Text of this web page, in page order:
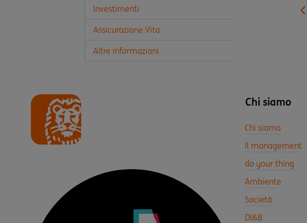
Investimenti
Assicurazione Vita
Altre informazioni
Chi siamo
Chi siamo
Il management
do your thing
Ambiente
Società
DI&B